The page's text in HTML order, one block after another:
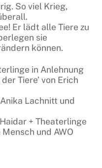
So viel Krieg,
Er lädt alle Tiere zu
sie
können.
in Anlehnung
Tiere’ von Erich
Lachnitt und
+ Theaterlinge
und AWO